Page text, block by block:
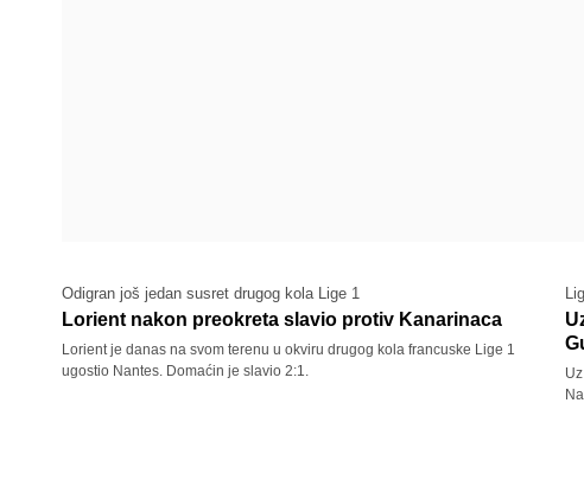
Odigran još jedan susret drugog kola Lige 1
Lorient nakon preokreta slavio protiv Kanarinaca
Lorient je danas na svom terenu u okviru drugog kola francuske Lige 1
ugostio Nantes. Domaćin je slavio 2:1.